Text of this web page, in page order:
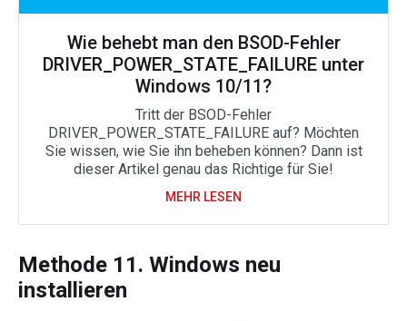
Wie behebt man den BSOD-Fehler
DRIVER_POWER_STATE_FAILURE unter
Windows 10/11?
Tritt der BSOD-Fehler
DRIVER_POWER_STATE_FAILURE auf? Möchten
Sie wissen, wie Sie ihn beheben können? Dann ist
dieser Artikel genau das Richtige für Sie!
MEHR LESEN
Methode 11. Windows neu
installieren